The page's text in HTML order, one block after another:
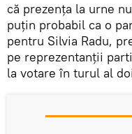
că prezența la urne
puțin probabil ca o
pentru Silvia Radu,
pe reprezentanții
la votare în turul al